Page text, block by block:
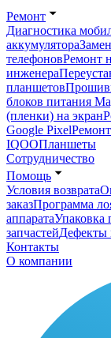
Ремонт
Диагностика
аккумулятора
телефоновРемонт
инженера
планшетов
блоков питания
(пленки) на экран
Google Pixel
IQOOПланшеты
Сотрудничество
Помощь
Условия возврата
заказПрограмма
аппаратаУпаковка
запчастейДефекты
Контакты
О компании